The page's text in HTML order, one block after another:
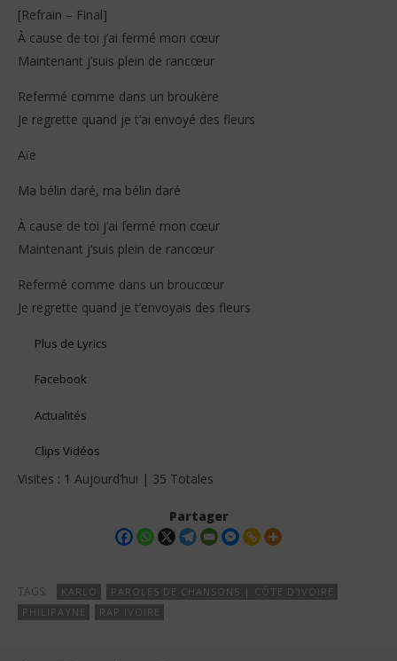
[Refrain – Final]
À cause de toi j’ai fermé mon cœur
Maintenant j’suis plein de rancœur
Refermé comme dans un broukère
Je regrette quand je t’ai envoyé des fleurs
Aïe
Ma bélin daré, ma bélin daré
À cause de toi j’ai fermé mon cœur
Maintenant j’suis plein de rancœur
Refermé comme dans un broucœur
Je regrette quand je t’envoyais des fleurs
Plus de Lyrics
Facebook
Actualités
Clips Vidéos
Visites : 1 Aujourd’hui | 35 Totales
Partager
TAGS: KARLO
PAROLES DE CHANSONS | CÔTE D'IVOIRE
PHILIPAYNE
RAP IVOIRE